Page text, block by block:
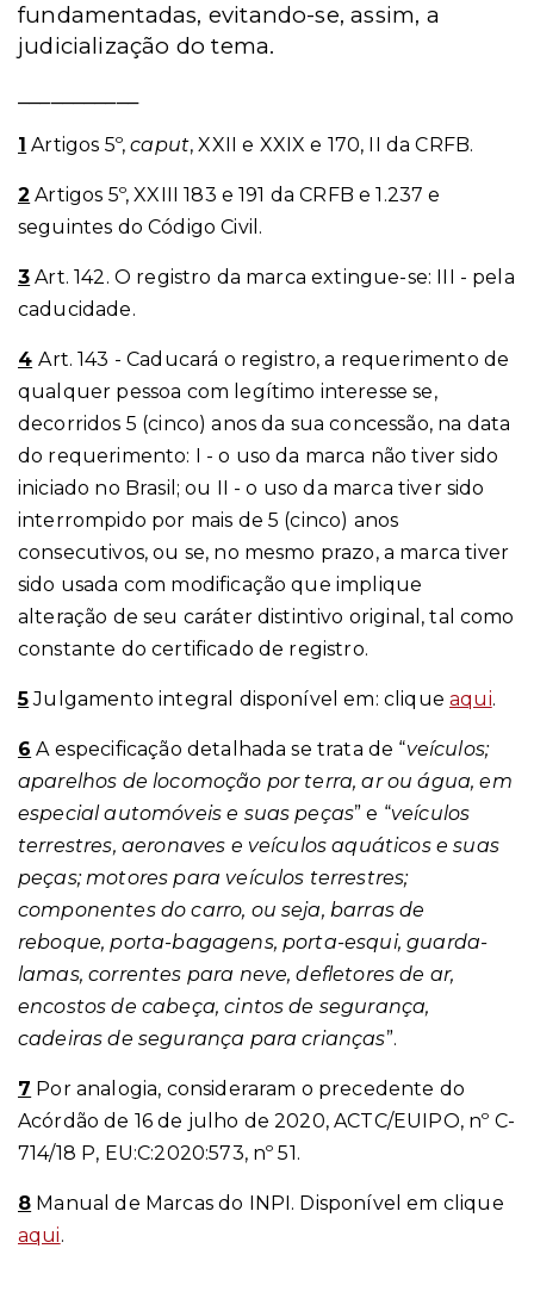
fundamentadas, evitando-se, assim, a
judicialização do tema.
1 Artigos 5º,caput, XXII e XXIX e 170, II da CRFB.
2 Artigos 5º, XXIII 183 e 191 da CRFB e 1.237 e
seguintes do Código Civil.
3 Art. 142. O registro da marca extingue-se: III - pela
caducidade.
4 Art. 143 - Caducará o registro, a requerimento de
qualquer pessoa com legítimo interesse se,
decorridos 5 (cinco) anos da sua concessão, na data
do requerimento: I - o uso da marca não tiver sido
iniciado no Brasil; ou II - o uso da marca tiver sido
interrompido por mais de 5 (cinco) anos
consecutivos, ou se, no mesmo prazo, a marca tiver
sido usada com modificação que implique
alteração de seu caráter distintivo original, tal como
constante do certificado de registro.
5Julgamento integral disponível em: cliqueaqui.
6 A especificação detalhada se trata de “veículos;
aparelhos de locomoção por terra, ar ou água, em
especial automóveis e suas peças” e “veículos
terrestres, aeronaves e veículos aquáticos e suas
peças; motores para veículos terrestres;
componentes do carro, ou seja, barras de
reboque, porta-bagagens, porta-esqui, guarda-
lamas, correntes para neve, defletores de ar,
encostos de cabeça, cintos de segurança,
cadeiras de segurança para crianças”.
7 Por analogia, consideraram o precedente do
Acórdão de 16 de julho de 2020, ACTC/EUIPO, nº C-
714/18 P, EU:C:2020:573, nº 51.
8 Manual de Marcas do INPI. Disponível em clique
aqui.